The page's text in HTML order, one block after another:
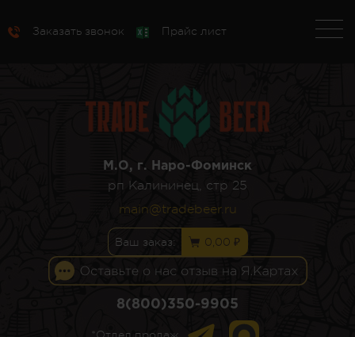
Заказать звонок Прайс лист
М.О, г. Наро-Фоминск
рп Калининец, стр 25
main@tradebeer.ru
Ваш заказ: 0,00 ₽
8(800)350-9905
*Отдел продаж